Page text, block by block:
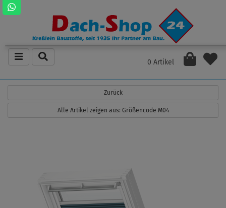
0 Artikel
Zurück
Alle Artikel zeigen aus: Größencode M04